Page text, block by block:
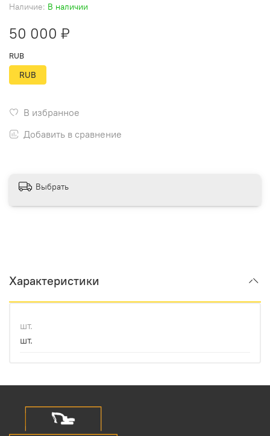
Наличие: В наличии
50 000 ₽
В избранное
Добавить в сравнение
RUB
RUB
Выбрать
Характеристики
шт.
шт.